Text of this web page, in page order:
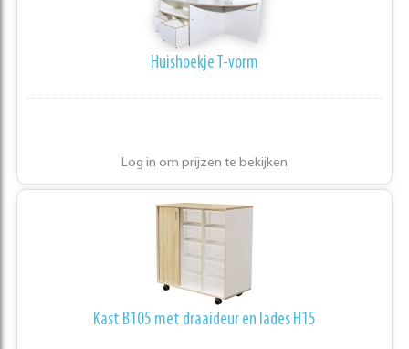
Huishoekje T-vorm
Log in om prijzen te bekijken
Kast B105 met draaideur en lades H15